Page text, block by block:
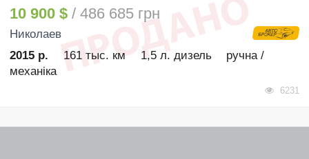
10 900 $ / 486 685 грн
Николаев
2015 р.
161 тыс. км 1,5 л. дизель
ручна /
механіка
6231